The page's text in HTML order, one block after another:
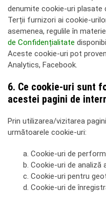
denumite cookie-uri plasate
Terții furnizori ai cookie-
asemenea, regulile în
de Confidențialitate
Aceste cookie-uri pot
Analytics, Facebook.
6. Ce cookie-uri sunt
acestei pagini de
Prin utilizarea/vizitarea
următoarele cookie-uri:
a. Cookie-uri de
b. Cookie-uri de analiză
c. Cookie-uri pentru
d. Cookie-uri de